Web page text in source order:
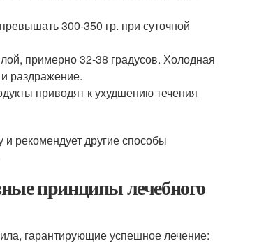
300-350 гр. при суточной
примерно 32-38 градусов. Холодная
раздражение.
приводят к ухудшению течения
рекомендует другие способы
принципы лечебного
гарантирующие успешное лечение: